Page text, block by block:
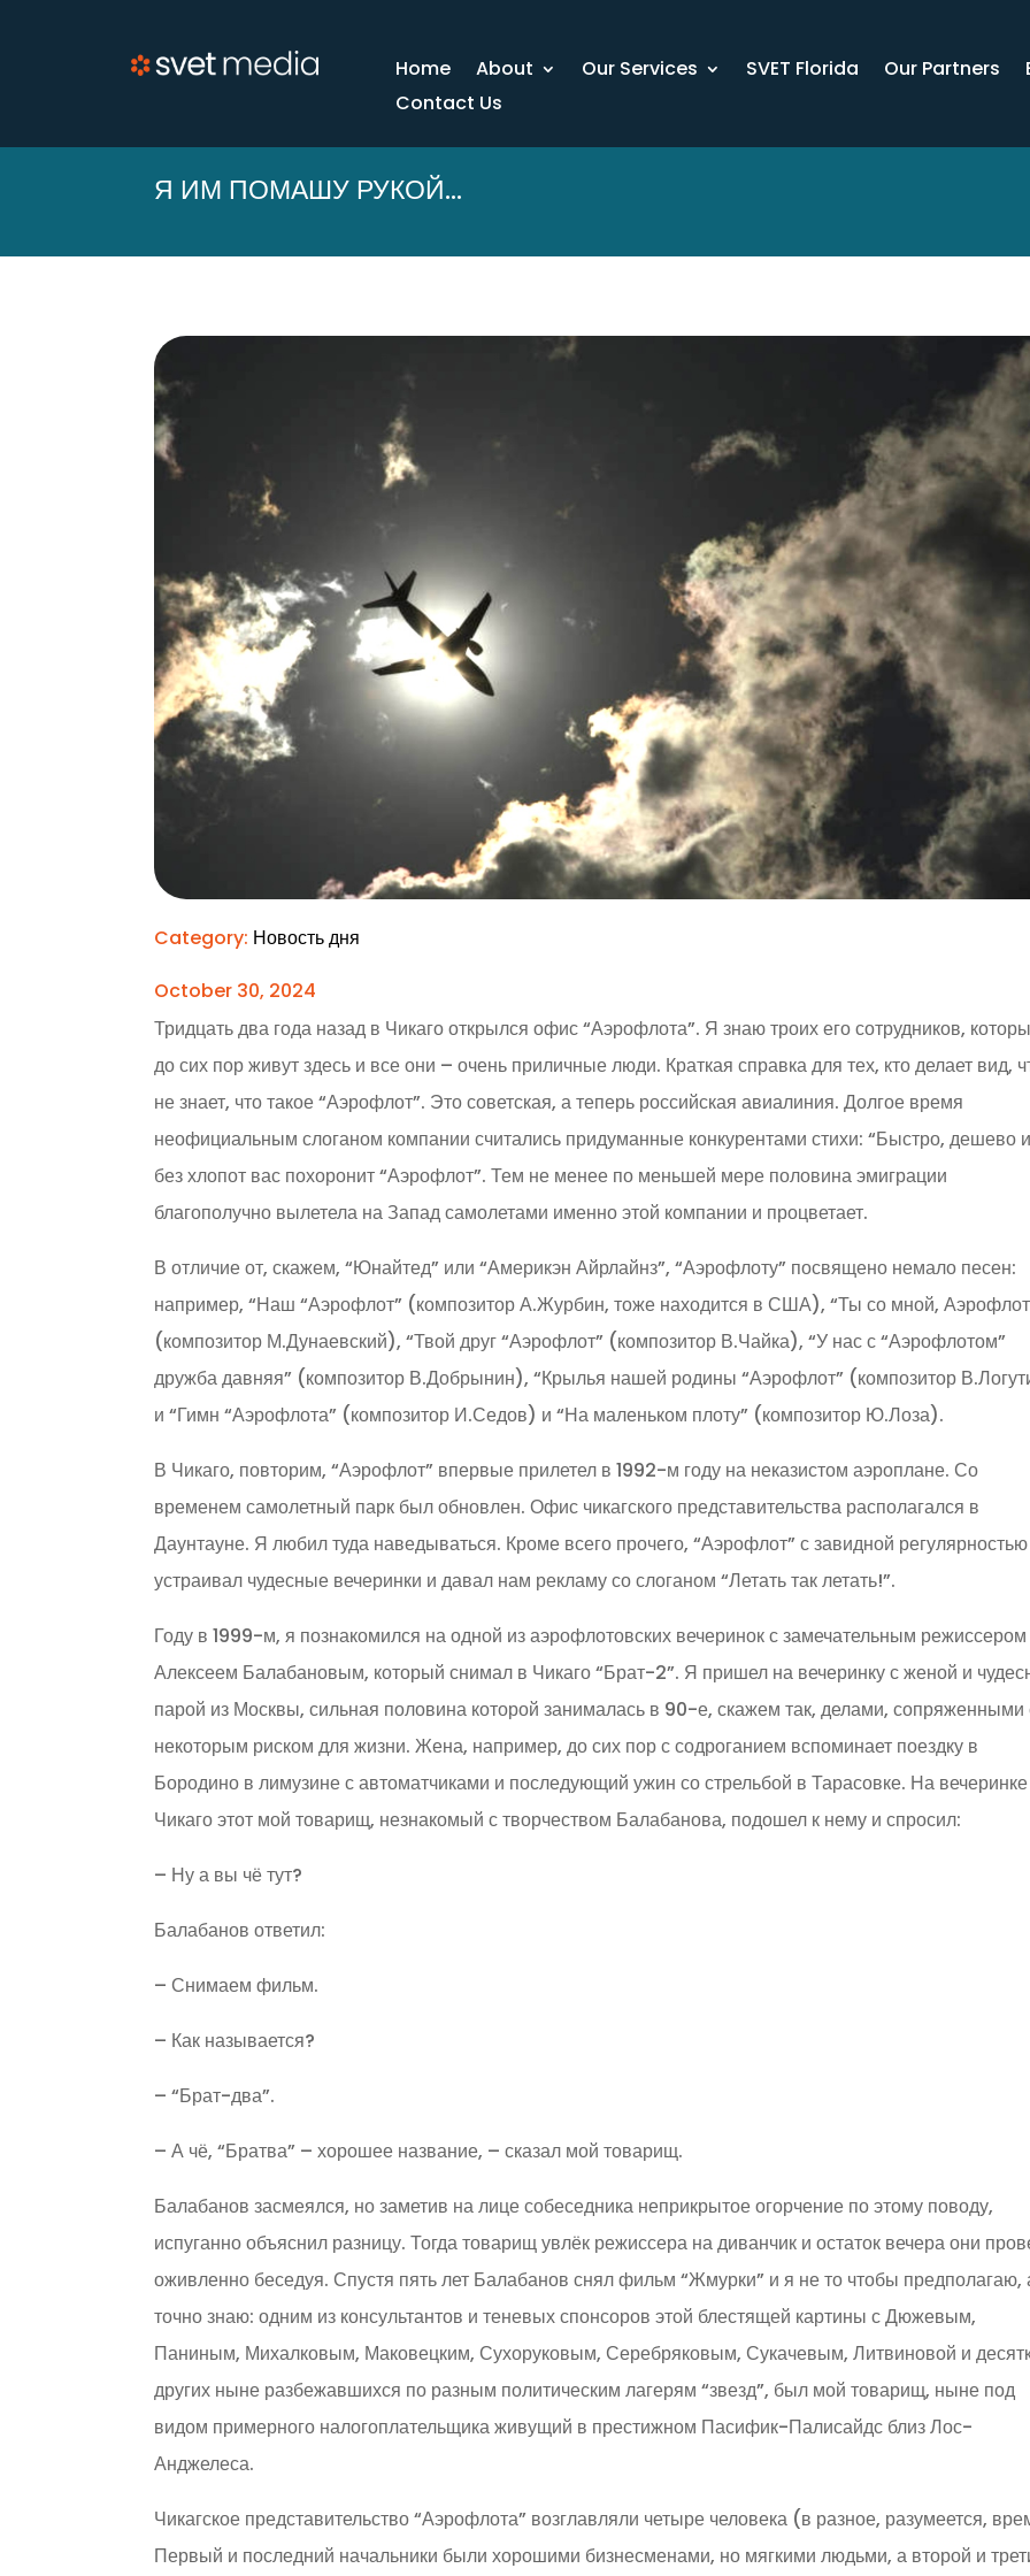
Home About Our Services SVET Florida Our Partners
Contact Us
Я ИМ ПОМАШУ РУКОЙ…
Category: Новость дня
October 30, 2024
Тридцать два года назад в Чикаго открылся офис “Аэрофлота”. Я знаю троих его сотрудников,
до сих пор живут здесь и все они – очень приличные люди. Краткая справка для тех, кто делает вид,
не знает, что такое “Аэрофлот”. Это советская, а теперь российская авиалиния. Долгое время
неофициальным слоганом компании считались придуманные конкурентами стихи: “Быстро, дешево
без хлопот вас похоронит “Аэрофлот”. Тем не менее по меньшей мере половина эмиграции
благополучно вылетела на Запад самолетами именно этой компании и процветает.
В отличие от, скажем, “Юнайтед” или “Америкэн Айрлайнз”, “Аэрофлоту” посвящено немало песен:
например, “Наш “Аэрофлот” (композитор А.Журбин, тоже находится в США), “Ты со мной,
(композитор М.Дунаевский), “Твой друг “Аэрофлот” (композитор В.Чайка), “У нас с “Аэрофлотом”
дружба давняя” (композитор В.Добрынин), “Крылья нашей родины “Аэрофлот” (композитор
и “Гимн “Аэрофлота” (композитор И.Седов) и “На маленьком плоту” (композитор Ю.Лоза).
В Чикаго, повторим, “Аэрофлот” впервые прилетел в 1992-м году на неказистом аэроплане. Со
временем самолетный парк был обновлен. Офис чикагского представительства располагался в
Даунтауне. Я любил туда наведываться. Кроме всего прочего, “Аэрофлот” с завидной регулярностью
устраивал чудесные вечеринки и давал нам рекламу со слоганом “Летать так летать!”.
Году в 1999-м, я познакомился на одной из аэрофлотовских вечеринок с замечательным режиссером
Алексеем Балабановым, который снимал в Чикаго “Брат-2”. Я пришел на вечеринку с женой и
парой из Москвы, сильная половина которой занималась в 90-е, скажем так, делами, сопряженными
некоторым риском для жизни. Жена, например, до сих пор с содроганием вспоминает поездку в
Бородино в лимузине с автоматчиками и последующий ужин со стрельбой в Тарасовке. На
Чикаго этот мой товарищ, незнакомый с творчеством Балабанова, подошел к нему и спросил:
– Ну а вы чё тут?
Балабанов ответил:
– Снимаем фильм.
– Как называется?
– “Брат-два”.
– А чё, “Братва” – хорошее название, – сказал мой товарищ.
Балабанов засмеялся, но заметив на лице собеседника неприкрытое огорчение по этому поводу,
испуганно объяснил разницу. Тогда товарищ увлёк режиссера на диванчик и остаток вечера они
оживленно беседуя. Спустя пять лет Балабанов снял фильм “Жмурки” и я не то чтобы предполагаю,
точно знаю: одним из консультантов и теневых спонсоров этой блестящей картины с Дюжевым,
Паниным, Михалковым, Маковецким, Сухоруковым, Серебряковым, Сукачевым, Литвиновой и
других ныне разбежавшихся по разным политическим лагерям “звезд”, был мой товарищ, ныне под
видом примерного налогоплательщика живущий в престижном Пасифик-Палисайдс близ Лос-
Анджелеса.
Чикагское представительство “Аэрофлота” возглавляли четыре человека (в разное, разумеется,
Первый и последний начальники были хорошими бизнесменами, но мягкими людьми, а второй и